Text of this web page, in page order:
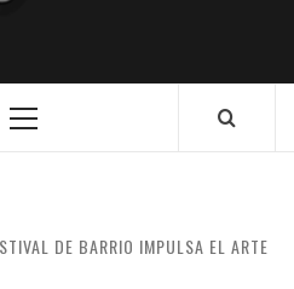
DE BARRIO IMPULSA EL ARTE